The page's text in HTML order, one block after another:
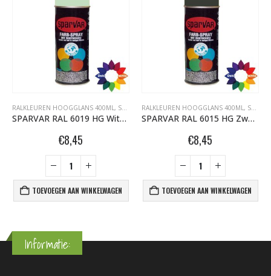
RALKLEUREN HOOGGLANS 400ML , SPARVAR GRAFFITI SPUITBUSSEN
SPARVAR RAL 6019 HG Witgroen
€8,45
TOEVOEGEN AAN WINKELWAGEN
RALKLEUREN HOOGGLANS 400ML , SPARVAR GRAFFITI SPUITBUSSEN
SPARVAR RAL 6015 HG Zwart Olijfgroen
€8,45
TOEVOEGEN AAN WINKELWAGEN
Informatie: